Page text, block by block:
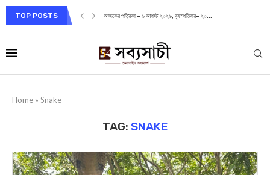
TOP POSTS আজকের পত্রিকা – ৬ আগস্ট ২০২৬, বৃহস্পতিবার– ২০...
Home » Snake
TAG: SNAKE